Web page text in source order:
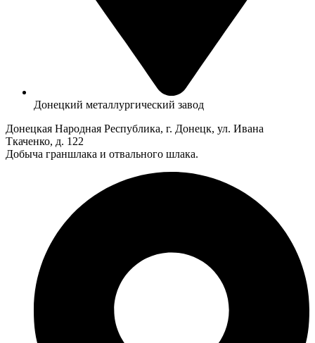
Донецкий металлургический завод
Донецкая Народная Республика, г. Донецк, ул. Ивана
Ткаченко, д. 122
Добыча граншлака и отвального шлака.